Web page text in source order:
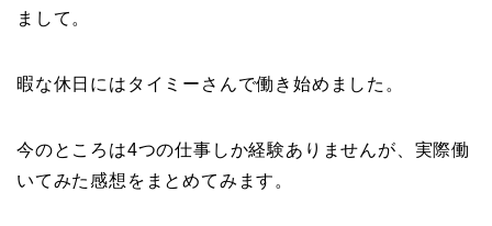
まして。
暇な休日にはタイミーさんで働き始めました。
今のところは4つの仕事しか経験ありませんが、実際働
いてみた感想をまとめてみます。